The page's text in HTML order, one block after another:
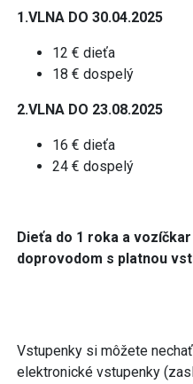
1.VLNA DO 30.04.2025
12 € dieťa
18 € dospelý
2.VLNA DO 23.08.2025
16 € dieťa
24 € dospelý
Dieťa do 1 roka a
doprovodom s platnou
Vstupenky si môžete
elektronické vstupenky